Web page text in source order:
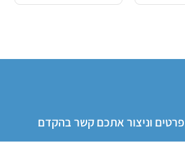
פרטים וניצור אתכם קשר בהקדם